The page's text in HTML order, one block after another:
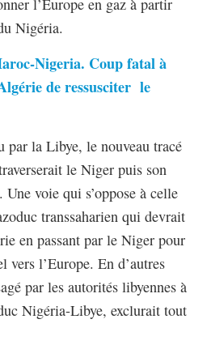
l’Europe en gaz à partir
du Nigéria.
Nigeria. Coup fatal à
de ressusciter le
par la Libye, le nouveau tracé
le Niger puis son
voie qui s’oppose à celle
transsaharien qui devrait
en passant par le Niger pour
vers l’Europe. En d’autres
par les autorités libyennes à
Nigéria-Libye, exclurait tout